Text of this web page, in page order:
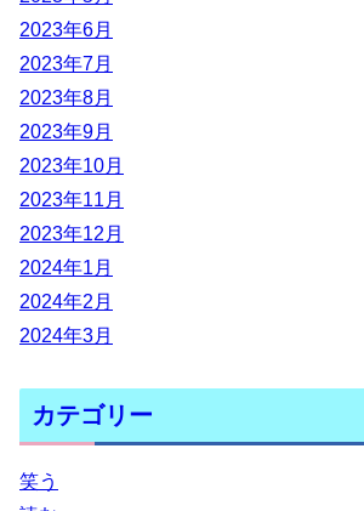
2023年6月
2023年7月
2023年8月
2023年9月
2023年10月
2023年11月
2023年12月
2024年1月
2024年2月
2024年3月
カテゴリー
笑う